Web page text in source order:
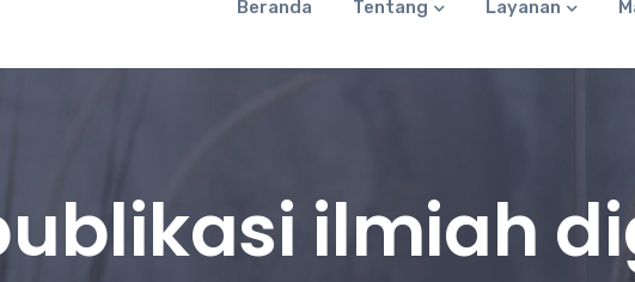
Beranda Tentang Layanan
ilmiah